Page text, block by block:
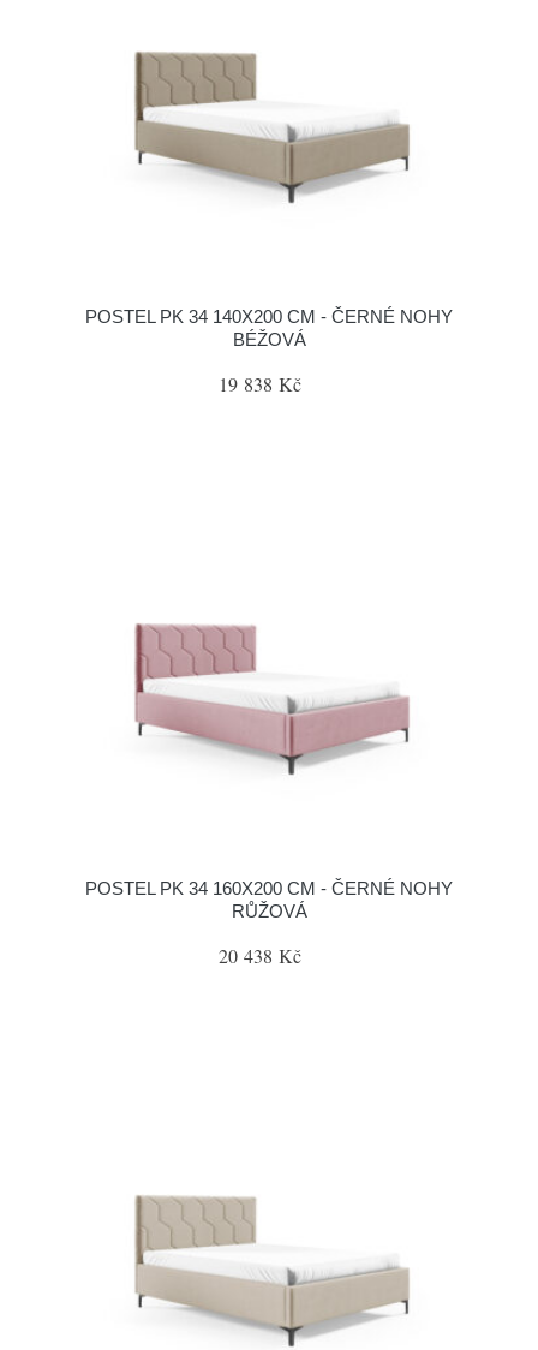
POSTEL PK 34 140X200 CM - ČERNÉ NOHY
BÉŽOVÁ
19 838 Kč
POSTEL PK 34 160X200 CM - ČERNÉ NOHY
RŮŽOVÁ
20 438 Kč